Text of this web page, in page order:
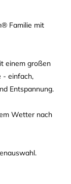
Familie mit
einem großen
- einfach,
Entspannung.
Wetter nach